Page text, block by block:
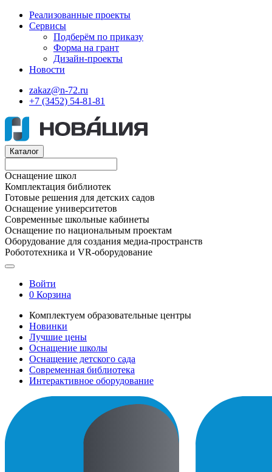
Реализованные проекты
Сервисы
Подберём по приказу
Форма на грант
Дизайн-проекты
Новости
zakaz@n-72.ru
+7 (3452) 54-81-81
Каталог
Оснащение школ
Комплектация библиотек
Готовые решения для детских садов
Оснащение университетов
Современные школьные кабинеты
Оснащение по национальным проектам
Оборудование для создания медиа-пространств
Робототехника и VR-оборудование
Войти
0 Корзина
Комплектуем образовательные центры
Новинки
Лучшие цены
Оснащение школы
Оснащение детского сада
Современная библиотека
Интерактивное оборудование